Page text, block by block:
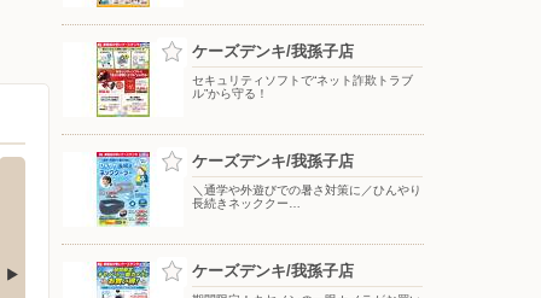
ケーズデンキ/我孫子店
セキュリティソフトで“ネット詐欺トラブ
ル”から守る！
ケーズデンキ/我孫子店
＼通学や外遊びでの暑さ対策に／ひんやり
長続きネッククー…
ケーズデンキ/我孫子店